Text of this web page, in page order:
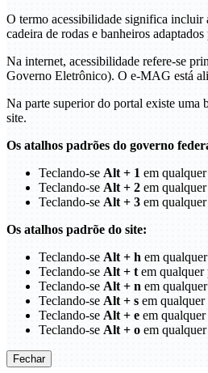
O termo acessibilidade significa incluir
cadeira de rodas e banheiros
Na internet, acessibilidade refere-se
Governo Eletrônico). O e-MAG está
Na parte superior do portal existe uma
site.
Os atalhos padrões do governo
Teclando-se Alt + 1 em
Teclando-se Alt + 2 em
Teclando-se Alt + 3 em
Os atalhos padrõe do site:
Teclando-se Alt + h em
Teclando-se Alt + t em
Teclando-se Alt + n em
Teclando-se Alt + s em
Teclando-se Alt + e em
Teclando-se Alt + o em
Fechar